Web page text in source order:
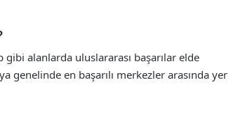
alanlarda uluslararası başarılar elde
genelinde en başarılı merkezler arasında yer